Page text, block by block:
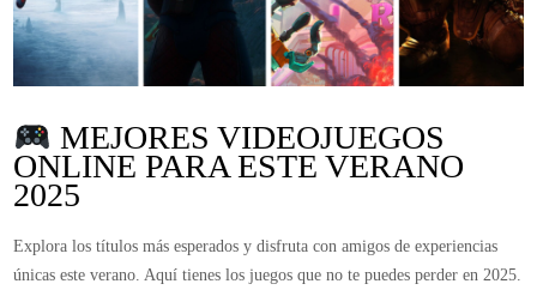
MEJORES VIDEOJUEGOS
ONLINE PARA ESTE VERANO
2025
Explora los títulos más esperados y disfruta con amigos de experiencias
únicas este verano. Aquí tienes los juegos que no te puedes perder en 2025.